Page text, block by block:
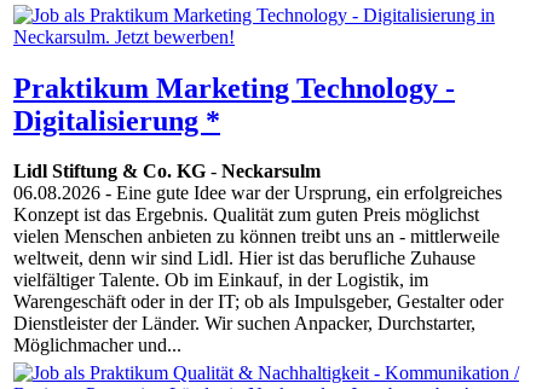
Praktikum Marketing Technology -
Digitalisierung *
Lidl Stiftung & Co. KG - Neckarsulm
06.08.2026 - Eine gute Idee war der Ursprung, ein erfolgreiches
Konzept ist das Ergebnis. Qualität zum guten Preis möglichst
vielen Menschen anbieten zu können treibt uns an - mittlerweile
weltweit, denn wir sind Lidl. Hier ist das berufliche Zuhause
vielfältiger Talente. Ob im Einkauf, in der Logistik, im
Warengeschäft oder in der IT; ob als Impulsgeber, Gestalter oder
Dienstleister der Länder. Wir suchen Anpacker, Durchstarter,
Möglichmacher und...